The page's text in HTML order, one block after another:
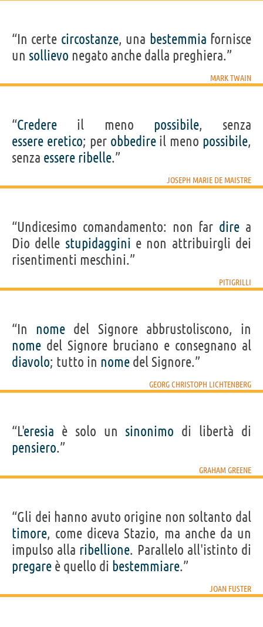
“In certe circostanze, una bestemmia fornisce
un sollievo negato anche dalla preghiera.”
MARK TWAIN
“Credere il meno possibile, senza
essere eretico; per obbedireil meno possibile,
senza essere ribelle.”
JOSEPH MARIE DE MAISTRE
“Undicesimo comandamento: non far dire a
Dio delle stupidaggini e non attribuirgli dei
risentimenti meschini.”
PITIGRILLI
“In nome del Signore abbrustoliscono, in
nome del Signore bruciano e consegnano al
diavolo; tutto in nome del Signore.”
GEORG CHRISTOPH LICHTENBERG
“L'eresia è solo un sinonimo di libertà di
pensiero.”
GRAHAM GREENE
“Gli dei hanno avuto origine non soltanto dal
timore, come diceva Stazio, ma anche da un
impulso alla ribellione. Parallelo all'istinto di
pregare è quello di bestemmiare.”
JOAN FUSTER